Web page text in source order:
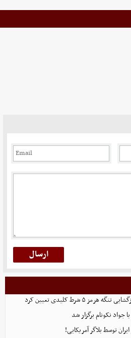
۵ شرط کلیدی تعیین کرد
جواد نکونام برگزار شد
توسط بلاگر آمریکایی!